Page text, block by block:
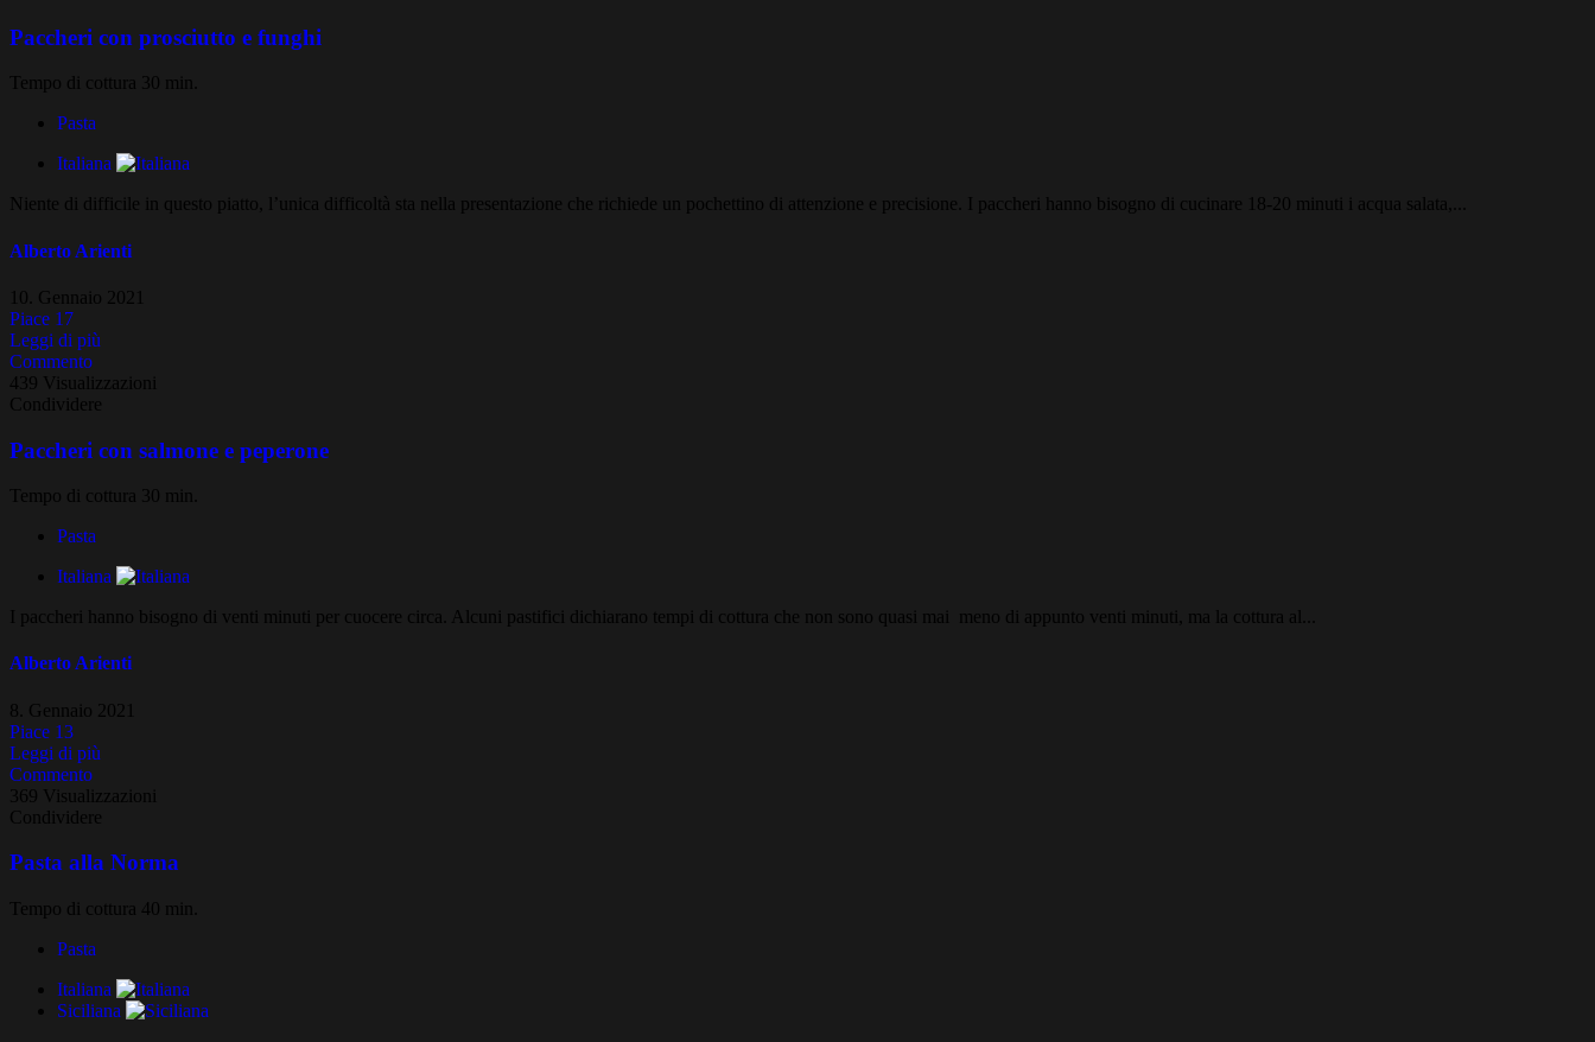
Paccheri con prosciutto e funghi
Tempo di cottura 30 min.
Pasta
Italiana
Niente di difficile in questo piatto, l’unica difficoltà sta nella presentazione che richiede un pochettino di attenzione e precisione. I paccheri hanno bisogno di cucinare 18-20 minuti i acqua salata,...
Alberto Arienti
10. Gennaio 2021
Piace 17
Leggi di più
Commento
439 Visualizzazioni
Condividere
Paccheri con salmone e peperone
Tempo di cottura 30 min.
Pasta
Italiana
I paccheri hanno bisogno di venti minuti per cuocere circa. Alcuni pastifici dichiarano tempi di cottura che non sono quasi mai meno di appunto venti minuti, ma la cottura al...
Alberto Arienti
8. Gennaio 2021
Piace 13
Leggi di più
Commento
369 Visualizzazioni
Condividere
Pasta alla Norma
Tempo di cottura 40 min.
Pasta
Italiana
Siciliana